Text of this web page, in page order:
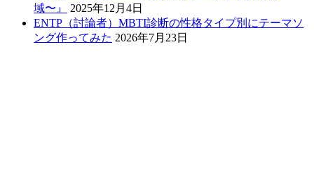
域〜』
2025年12月4日
ENTP（討論者）MBTI診断の性格タイプ別にテーマソ
ング作ってみた 2026年7月23日